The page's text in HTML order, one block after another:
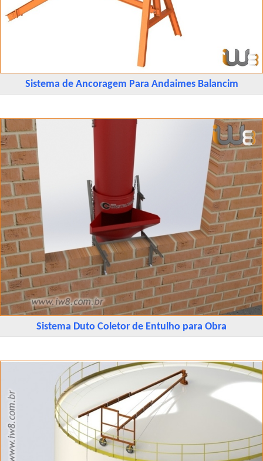
Sistema de Ancoragem Para Andaimes Balancim
Sistema Duto Coletor de Entulho para Obra